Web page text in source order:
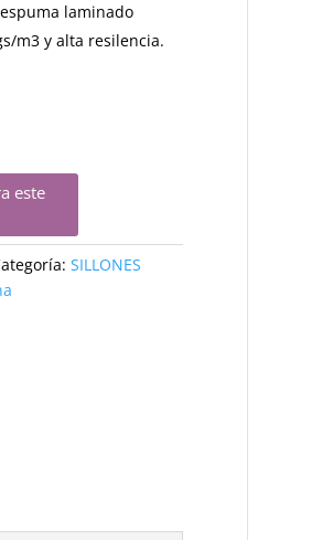
laminado
m3 y alta resilencia.
este
SILLONES